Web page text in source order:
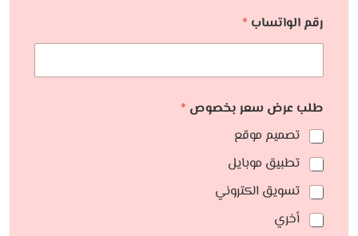
رقم الواتساب *
طلب عرض سعر بخصوص *
تصميم موقع
تطبيق موبايل
تسويق الكتروني
أخري